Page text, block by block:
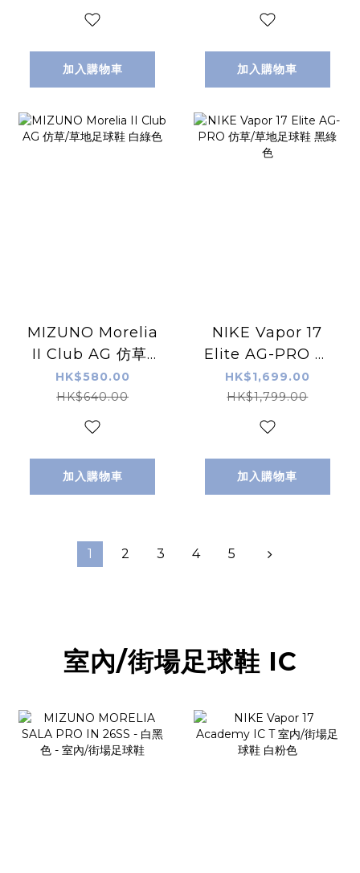
加入購物車 加入購物車
MIZUNO Morelia
II Club AG 仿草/
草地足球鞋 白綠色
HK$580.00
HK$640.00
加入購物車
NIKE Vapor 17
Elite AG-PRO 仿
草/草地足球鞋 黑綠
色
HK$1,699.00
HK$1,799.00
加入購物車
1 2 3 4 5
室內/街場足球鞋 IC